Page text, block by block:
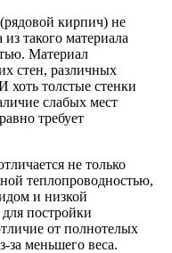
кирпич) не
такого материала
Материал
стен, различных
хоть толстые стенки
слабых мест
требует
не только
теплопроводностью,
и низкой
постройки
от полнотелых
за меньшего веса.